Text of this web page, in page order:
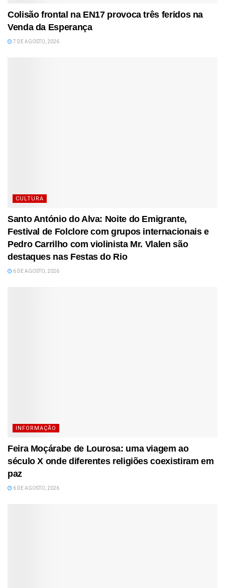
Colisão frontal na EN17 provoca três feridos na
Venda da Esperança
7 DE AGOSTO, 2026
CULTURA
Santo António do Alva: Noite do Emigrante,
Festival de Folclore com grupos internacionais e
Pedro Carrilho com violinista Mr. Vlalen são
destaques nas Festas do Rio
6 DE AGOSTO, 2026
INFORMAÇÃO
Feira Moçárabe de Lourosa: uma viagem ao
século X onde diferentes religiões coexistiram em
paz
6 DE AGOSTO, 2026